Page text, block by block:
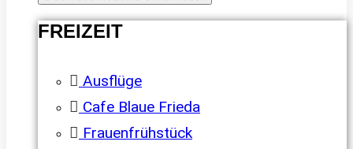
FREIZEIT
Ausflüge
Cafe Blaue Frieda
Frauenfrühstück